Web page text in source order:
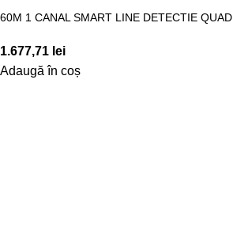
60M 1 CANAL SMART LINE DETECTIE QUAD
1.677,71 lei
Adaugă în coș